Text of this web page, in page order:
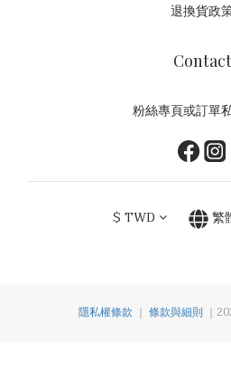
退換貨政
Contact
粉絲專頁或訂單
$ TWD 繁
隱私權條款 ｜ 條款與細則 ｜